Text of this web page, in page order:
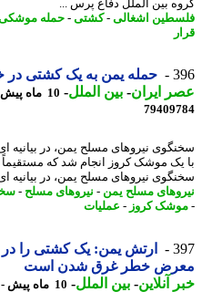
بین الملل دفاع پرس ...
اشغالی-کشتی-حمله موشکی-
حمله یمن به یک کشتی در
ایران- بین الملل-10 ماه پیش - چهارشنبه 9 مهر 1404، 07:40
نیروهای مسلح یمن، در بیانیه ای
موشک کروز انجام شد که مستقیماً
نیروهای مسلح یمن، در بیانیه ای
مسلح یمن -نیروهای مسلح-
کروز- عملیات
ارتش یمن: یک کشتی را در
خطر غرق شدن است
آنلاین-بین الملل-10 ماه پیش - چهارشنبه 9 مهر 1404، 07:30